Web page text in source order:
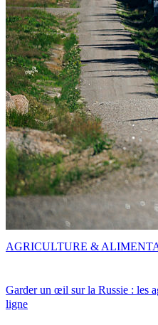
Garder un œil sur la Russie : les
ligne
AGRICULTURE &